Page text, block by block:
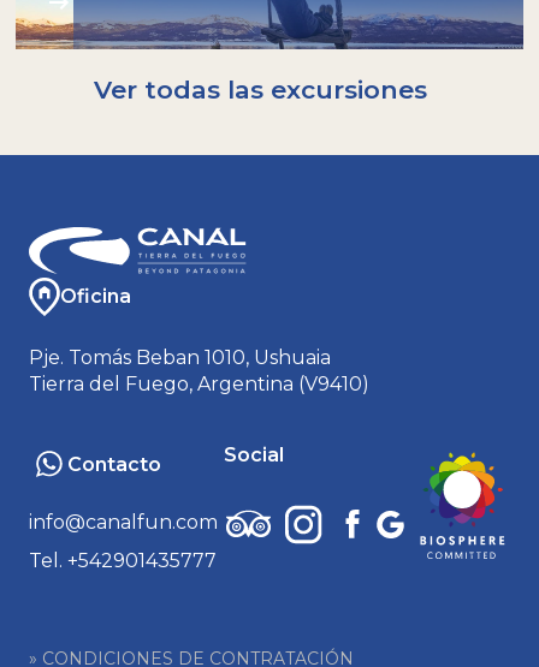
Traer tu propia botella nos ayuda a no
utilizar plásticos descartables: nosotros
tendremos agua para rellenarla!
Ver todas las excursiones
Oficina
Pje. Tomás Beban 1010, Ushuaia
Tierra del Fuego, Argentina (V9410)
Contacto
info@canalfun.com
Tel. +542901435777
Social
» CONDICIONES DE CONTRATACIÓN